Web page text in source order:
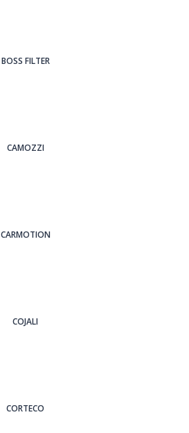
BOSS FILTER
CAMOZZI
CARMOTION
COJALI
CORTECO